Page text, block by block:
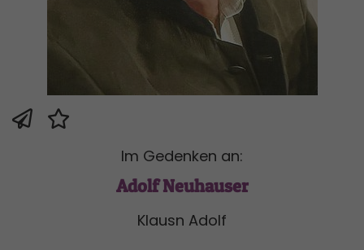
Im Gedenken an:
Adolf Neuhauser
Klausn Adolf